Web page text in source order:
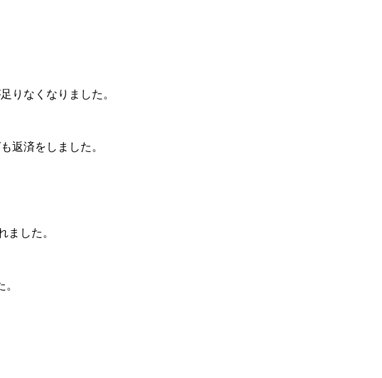
りなくなりました。
返済をしました。
ました。